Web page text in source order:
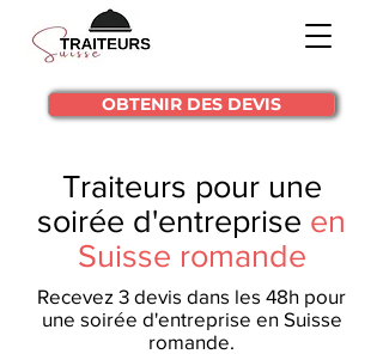
OBTENIR DES DEVIS
Traiteurs pour une
soirée d'entreprise en
Suisse romande
Recevez 3 devis dans les 48h pour
une soirée d'entreprise en Suisse
romande.